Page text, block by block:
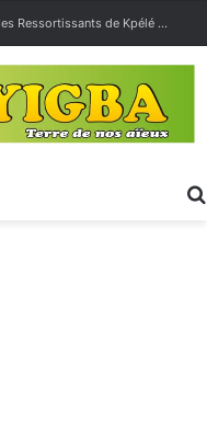
1ère Édition des Grandes Retrouvailles des Ressortissants de Kpélé Govié Apégamé / Sokpé